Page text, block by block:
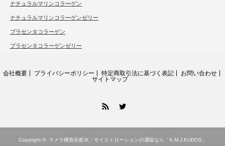
ナチュラルマリンコラーゲン
ナチュラルマリンコラーゲンゼリー
プラセンタコラーゲン
プラセンタコラーゲンゼリー
会社概要 プライバシーポリシー 特定商取引法に基づく表記
お問い合わせ
サイトマップ
Copyright © ラメラ構造化粧水・モイストローションの通販なら「A.M.J.KUDOS」